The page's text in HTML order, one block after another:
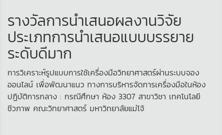
รางวัลการนําเสนอผลงานวิจัย
ประเภทการนําเสนอแบบบรรยาย
ระดับดีมาก
การวิเคราะห์รูปแบบการใช้เครื่องมือวิทยาศาสตร์ผ่านระบบจอง
ออนไลน์ เพื่อพัฒนาแนว ทางการบริหารจัดการเครื่องมือในห้อง
ปฏิบัติการกลาง : กรณีศึกษา ห้อง 3307 สาขาวิชา เทคโนโลยี
ชีวภาพ คณะวิทยาศาสตร์ มหาวิทยาลัยแม่โจ้